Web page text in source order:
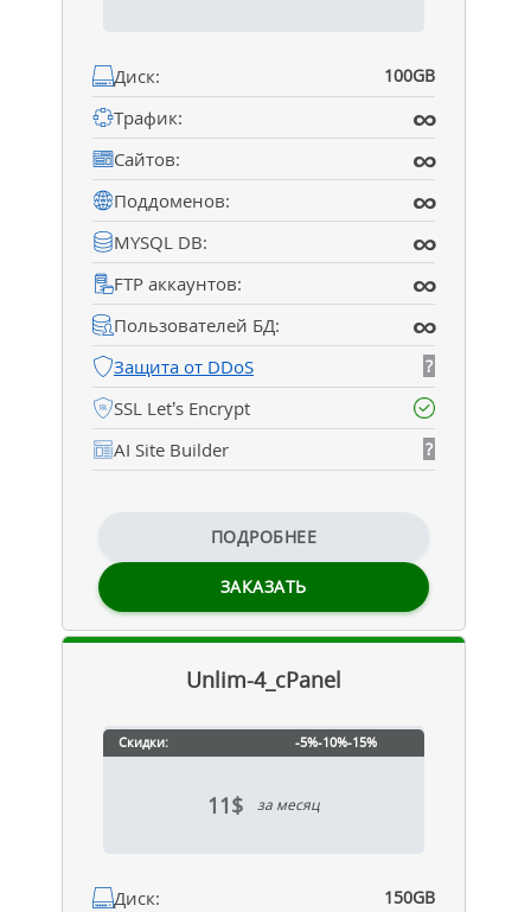
Диск: 100GB
Трафик: ∞
Сайтов: ∞
Поддоменов: ∞
MYSQL DB: ∞
FTP аккаунтов: ∞
Пользователей БД: ∞
Защита от DDoS ?
SSL Let’s Encrypt
AI Site Builder
?
ПОДРОБНЕЕ
ЗАКАЗАТЬ
Unlim-4_cPanel
Скидки: -5%-10%-15%
11$ за месяц
Диск: 150GB